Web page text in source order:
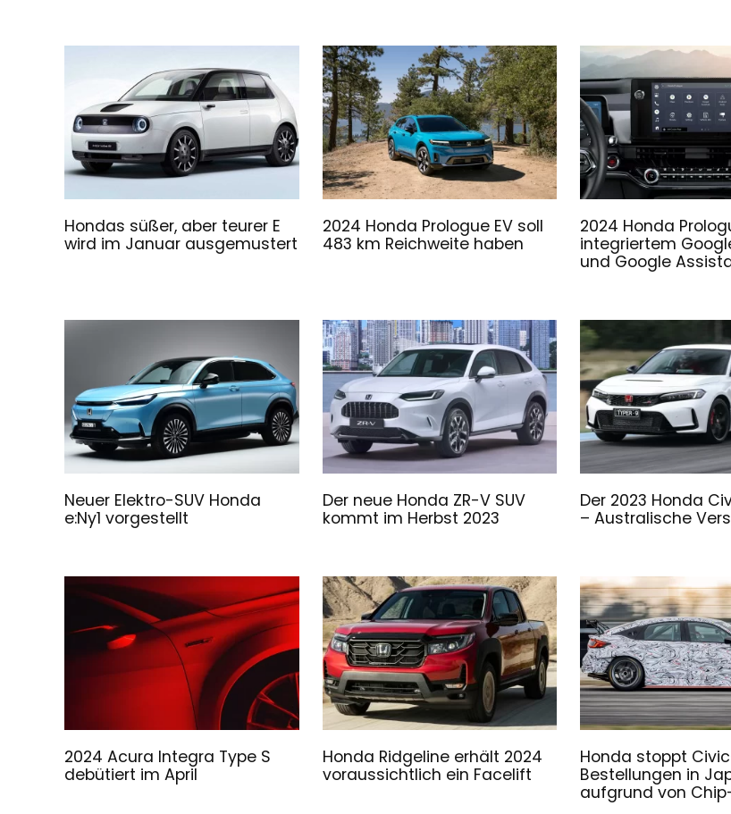
Hondas süßer, aber teurer E
wird im Januar ausgemustert
2024 Honda Prologue EV soll
483 km Reichweite haben
2024 Honda
integriertem
und Google
Neuer Elektro-SUV Honda
e:Ny1 vorgestellt
Der neue Honda ZR-V SUV
kommt im Herbst 2023
Der 2023 Honda
– Australische
2024 Acura Integra Type S
debütiert im April
Honda Ridgeline erhält 2024
voraussichtlich ein Facelift
Honda stoppt
Bestellungen in
aufgrund von